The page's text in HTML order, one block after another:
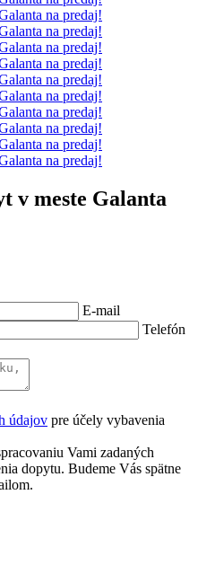
v meste Galanta
E-mail
Telefón
údajov pre účely vybavenia
Vami zadaných
dopytu. Budeme Vás spätne